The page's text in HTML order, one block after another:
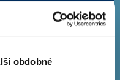
obdobné
fotovoltaickou elektrárnu.